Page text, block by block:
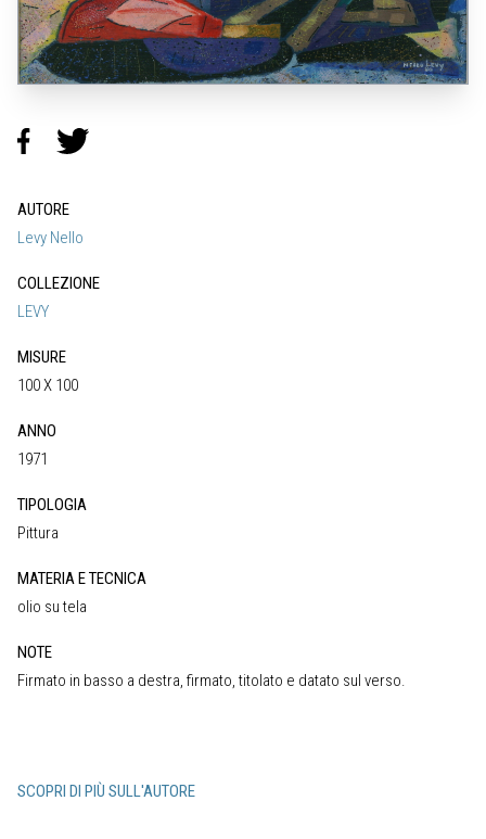
AUTORE
Levy Nello
COLLEZIONE
LEVY
MISURE
100 X 100
ANNO
1971
TIPOLOGIA
Pittura
MATERIA E TECNICA
olio su tela
NOTE
Firmato in basso a destra, firmato, titolato e datato sul verso.
SCOPRI DI PIÙ SULL'AUTORE